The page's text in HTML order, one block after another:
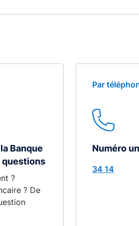
Banque
questions
?
? De
Par
Numéro
34 14